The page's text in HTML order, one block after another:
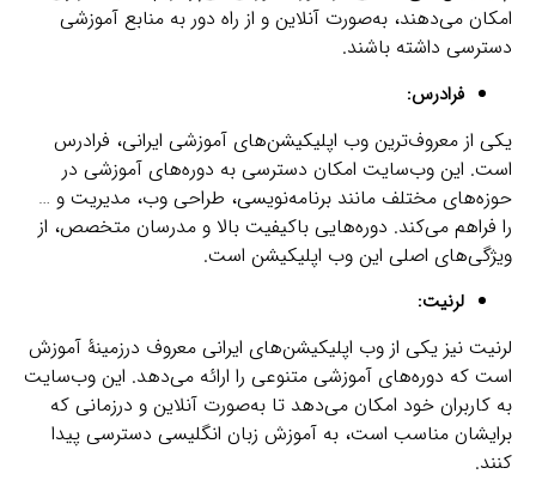
امکان می‌دهند، به‌صورت آنلاین و از راه دور به منابع آموزشی
دسترسی داشته باشند.
فرادرس:
یکی از معروف‌ترین وب اپلیکیشن‌های آموزشی ایرانی، فرادرس
است. این وب‌سایت امکان دسترسی به دوره‌های آموزشی در
حوزه‌های مختلف مانند برنامه‌نویسی، طراحی وب، مدیریت و …
را فراهم می‌کند. دوره‌هایی باکیفیت بالا و مدرسان متخصص، از
ویژگی‌های اصلی این وب اپلیکیشن است.
لرنیت:
لرنیت نیز یکی از وب اپلیکیشن‌های ایرانی معروف درزمینۀ آموزش
است که دوره‌های آموزشی متنوعی را ارائه می‌دهد. این وب‌سایت
به کاربران خود امکان می‌دهد تا به‌صورت آنلاین و درزمانی که
برایشان مناسب است، به آموزش‌ زبان انگلیسی دسترسی پیدا
کنند.